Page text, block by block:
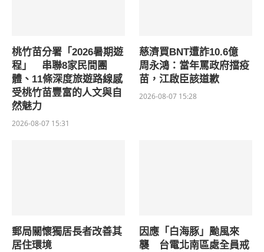
桃竹苗分署「2026暑期遊
程」 串聯8家民間團
體、11條深度旅遊路線感
受桃竹苗豐富的人文與自
然魅力
2026-08-07 15:31
慈濟買BNT遭詐10.6億
周永鴻：當年罵政府擋疫
苗，江啟臣該道歉
2026-08-07 15:28
郵局關懷獨居長者改善其
居住環境
因應「白海豚」颱風來
襲 台電北南區處全員戒